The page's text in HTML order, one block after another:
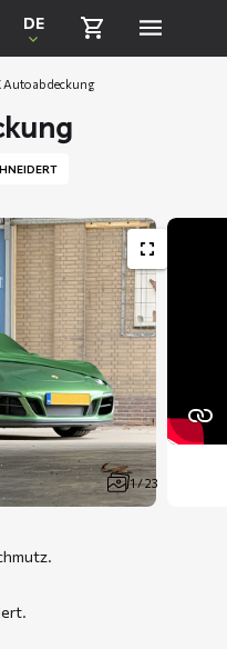
DE
Autoabdeckung
1 / 23